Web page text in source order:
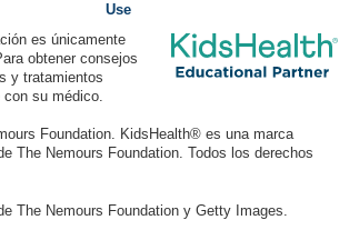
Use
es únicamente
obtener consejos
y tratamientos
su médico.
Foundation. KidsHealth® es una marca
The Nemours Foundation. Todos los derechos
The Nemours Foundation y Getty Images.